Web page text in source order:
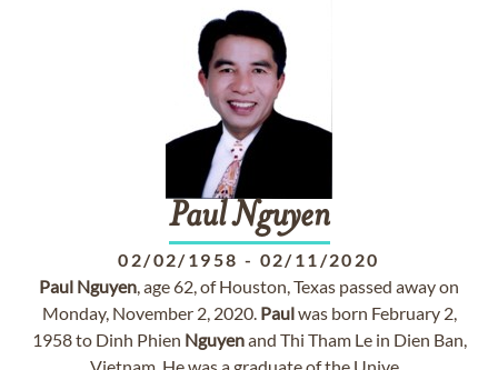
PaulNguyen
02/02/1958 - 02/11/2020
Paul Nguyen, age 62, of Houston, Texas passed away on
Monday, November 2, 2020. Paulwas born February 2,
1958 to Dinh Phien Nguyenand Thi Tham Le in Dien Ban,